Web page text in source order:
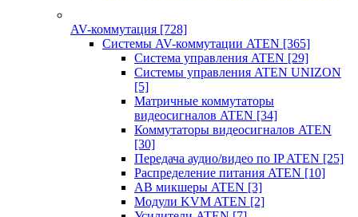
AV-коммутация [728]
Системы AV-коммутации ATEN [365]
Система управления ATEN [29]
Системы управления ATEN UNIZON
[5]
Матричные коммутаторы
видеосигналов ATEN [34]
Коммутаторы видеосигналов ATEN
[30]
Передача аудио/видео по IP ATEN [25]
Распределение питания ATEN [10]
АВ микшеры ATEN [3]
Модули KVM ATEN [2]